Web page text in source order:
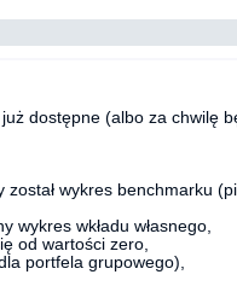
dostępne (albo za chwilę
wykres benchmarku
wykres wkładu własnego,
od wartości zero,
portfela grupowego),